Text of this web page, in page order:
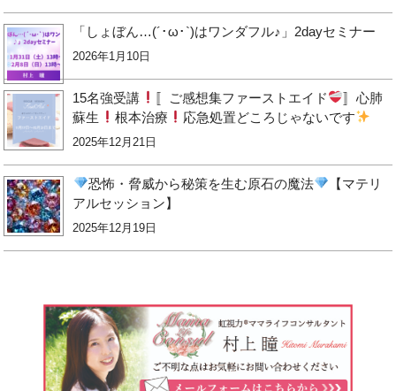
「しょぼん…(´･ω･`)はワンダフル♪」2dayセミナー
2026年1月10日
15名強受講 〚ご感想集ファーストエイド
〛心肺
蘇生
根本治療 応急処置どころじゃないです
2025年12月21日
恐怖・脅威から秘策を生む原石の魔法
【マテリ
アルセッション】
2025年12月19日